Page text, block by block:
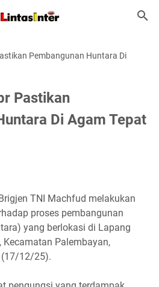
Pembangunan Huntara Di
Pastikan
Di Agam Tepat
TNI Machfud melakukan
proses pembangunan
yang berlokasi di Lapang
Kecamatan Palembayan,
(17/12/25).